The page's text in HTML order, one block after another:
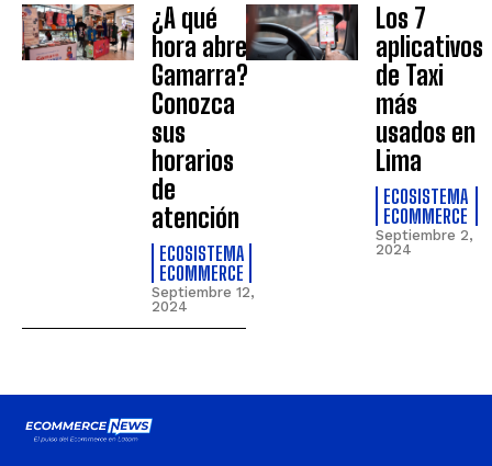
¿A qué
hora abre
Gamarra?
Conozca
sus
horarios
de
atención
ECOSISTEMA
ECOMMERCE
Septiembre 12,
2024
Los 7
aplicativos
de Taxi
más
usados en
Lima
ECOSISTEMA
ECOMMERCE
Septiembre 2,
2024